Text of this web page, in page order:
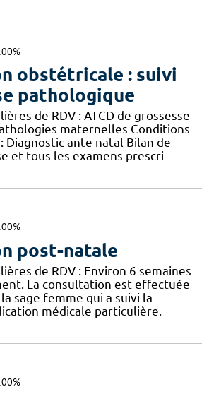
obstétricale : suivi
pathologique
de RDV : ATCD de grossesse
maternelles Conditions
Diagnostic ante natal Bilan de
et tous les examens prescri
post-natale
de RDV : Environ 6 semaines
La consultation est effectuée
sage femme qui a suivi la
médicale particulière.